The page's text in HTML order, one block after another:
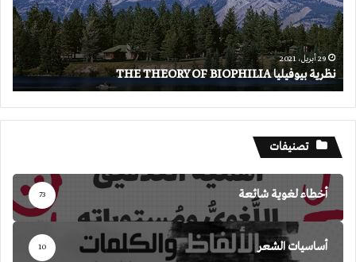
BIOPHILIA
29 أبريل، 2021
نظرية بيوفيليا THE THEORY OF BIOPHILIA
تصنيفات
أخطاء لغوية شائعة 73
أساسيات الشعر 10